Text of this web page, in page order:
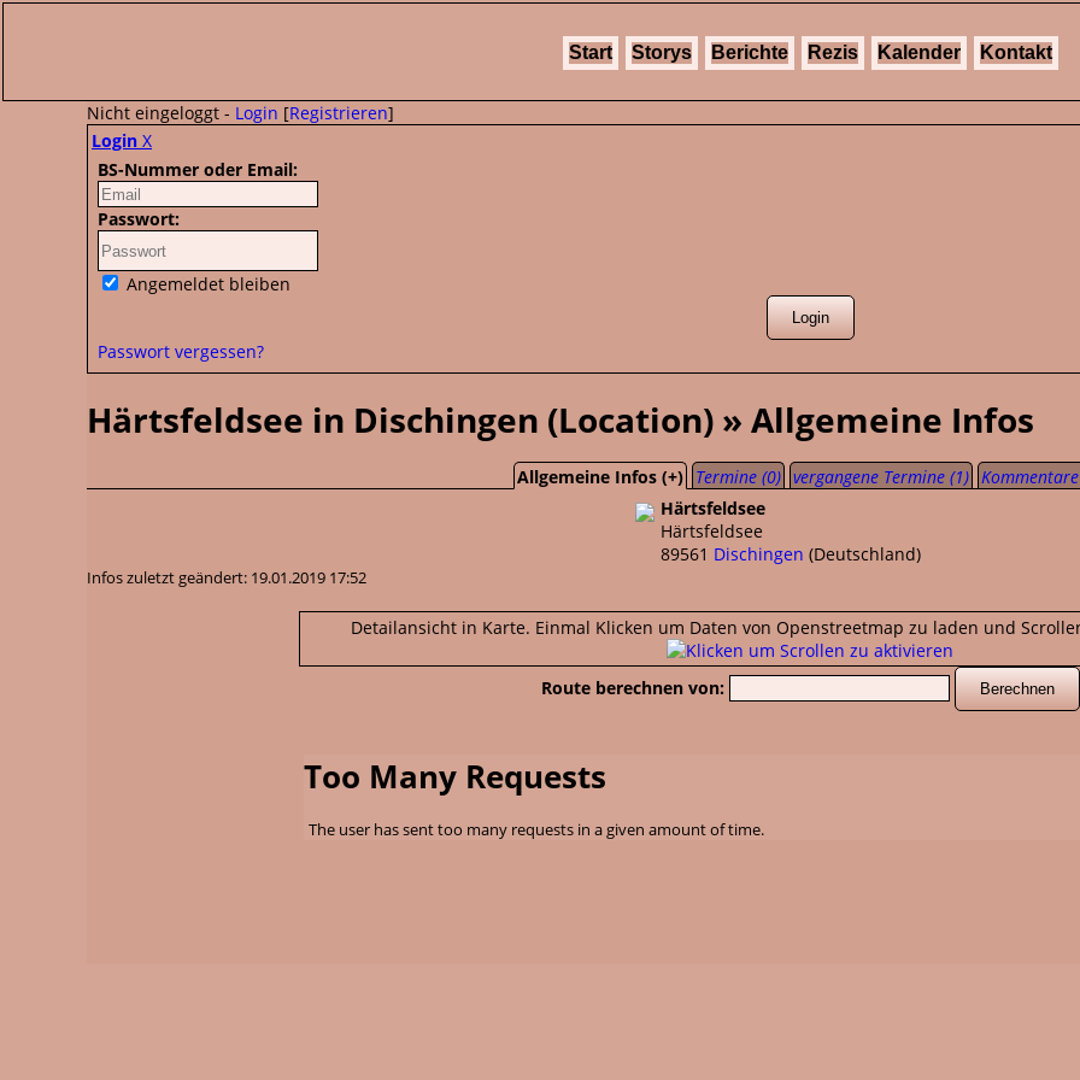
Start Storys Berichte Rezis Kalender Kontakt
Nicht eingeloggt - Login [Registrieren]
Login X
BS-Nummer oder Email:
Passwort:
Angemeldet bleiben
Passwort vergessen?
Härtsfeldsee in Dischingen (Location) » Allgemeine Infos
Allgemeine Infos (+) Termine (0) vergangene Termine (1)
Härtsfeldsee
Härtsfeldsee
89561 Dischingen (Deutschland)
Infos zuletzt geändert: 19.01.2019 17:52
Detailansicht in Karte. Einmal Klicken um Daten von Openstreetmap zu laden und
Route berechnen von:
Too Many Requests
The user has sent too many requests in a given amount of time.